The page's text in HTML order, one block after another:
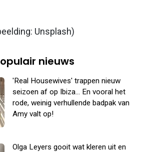
Unsplash)
nieuws
'Real Housewives' trappen nieuw
seizoen af op Ibiza... En vooral het
rode, weinig verhullende badpak van
Amy valt op!
Olga Leyers gooit wat kleren uit en